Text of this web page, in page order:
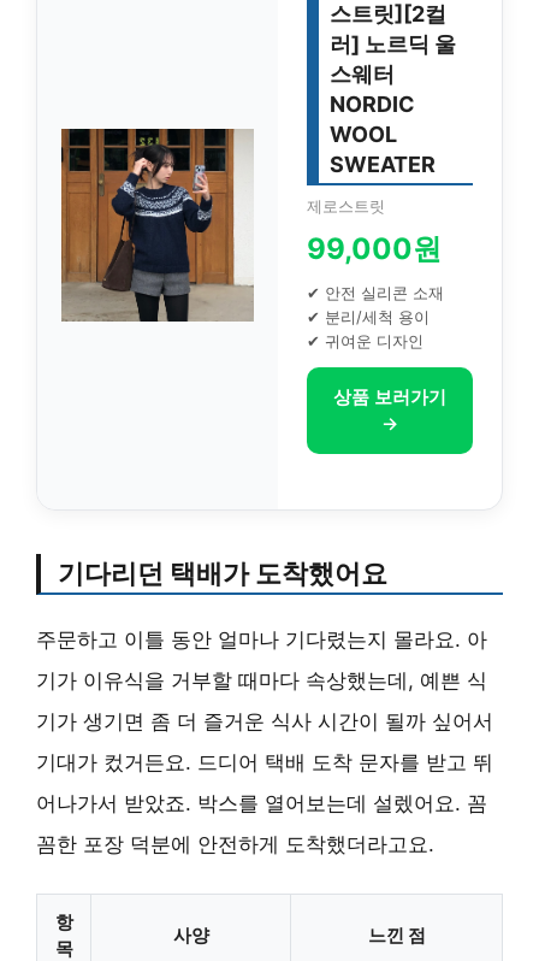
스트릿][2컬
러] 노르딕 울
스웨터
NORDIC
WOOL
SWEATER
제로스트릿
99,000원
✔ 안전 실리콘 소재
✔ 분리/세척 용이
✔ 귀여운 디자인
상품 보러가기
→
기다리던 택배가 도착했어요
주문하고 이틀 동안 얼마나 기다렸는지 몰라요. 아
기가 이유식을 거부할 때마다 속상했는데, 예쁜 식
기가 생기면 좀 더 즐거운 식사 시간이 될까 싶어서
기대가 컸거든요. 드디어 택배 도착 문자를 받고 뛰
어나가서 받았죠. 박스를 열어보는데 설렜어요. 꼼
꼼한 포장 덕분에 안전하게 도착했더라고요.
항
목
사양 느낀 점